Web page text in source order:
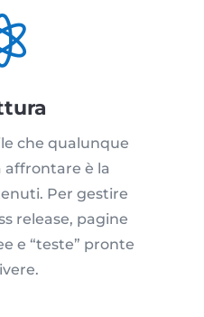
che qualunque
affrontare è la
Per gestire
release, pagine
e “teste” pronte